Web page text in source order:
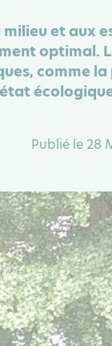
et aux
optimal.
comme
Publié le 28